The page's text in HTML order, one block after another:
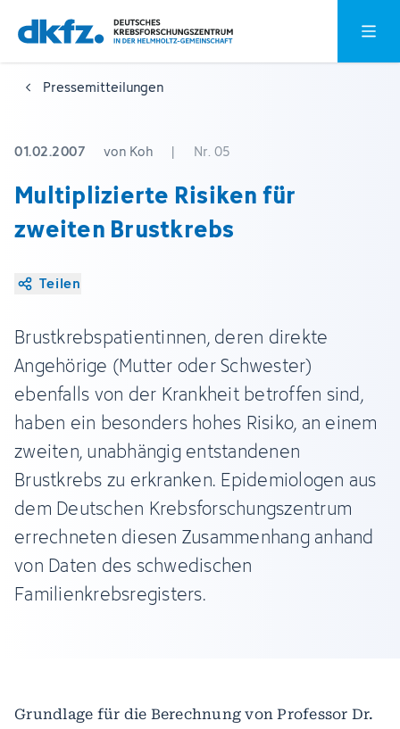
Zum
Hauptinhalt
springen
Zur
Fußzeile
springen
Pressemitteilungen
01.02.2007 von Koh | Nr. 05
Multiplizierte Risiken für
zweiten Brustkrebs
Teilen
Brustkrebspatientinnen, deren direkte
Angehörige (Mutter oder Schwester)
ebenfalls von der Krankheit betroffen sind,
haben ein besonders hohes Risiko, an einem
zweiten, unabhängig entstandenen
Brustkrebs zu erkranken. Epidemiologen aus
dem Deutschen Krebsforschungszentrum
errechneten diesen Zusammenhang anhand
von Daten des schwedischen
Familienkrebsregisters.
Grundlage für die Berechnung von Professor Dr.